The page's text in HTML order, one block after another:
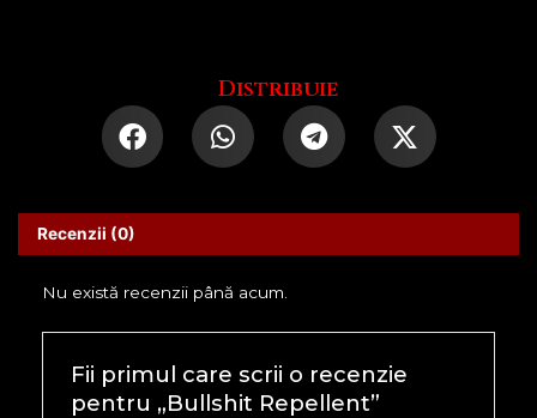
Distribuie
Recenzii (0)
Nu există recenzii până acum.
Fii primul care scrii o recenzie
pentru „Bullshit Repellent”